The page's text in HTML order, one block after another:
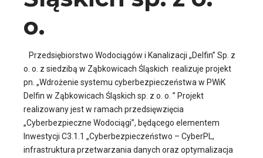
o.
Przedsiębiorstwo Wodociągów i Kanalizacji „Delfin” Sp. z
o. o. z siedzibą w Ząbkowicach Śląskich realizuje projekt
pn. „Wdrożenie systemu cyberbezpieczeństwa w PWiK
Delfin w Ząbkowicach Śląskich sp. z o. o. ” Projekt
realizowany jest w ramach przedsięwzięcia
„Cyberbezpieczne Wodociągi”, będącego elementem
Inwestycji C3.1.1 „Cyberbezpieczeństwo – CyberPL,
infrastruktura przetwarzania danych oraz optymalizacja